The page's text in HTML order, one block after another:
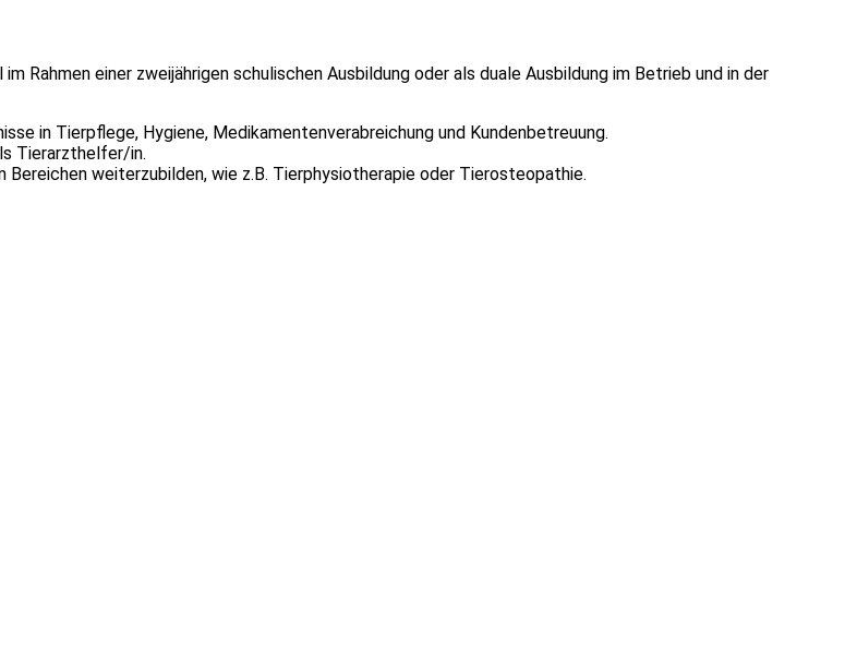
einer zweijährigen schulischen Ausbildung oder als duale Ausbildung im Betrieb und in der
in Tierpflege, Hygiene, Medikamentenverabreichung und Kundenbetreuung.
Tierarzthelfer/in.
weiterzubilden, wie z.B. Tierphysiotherapie oder Tierosteopathie.